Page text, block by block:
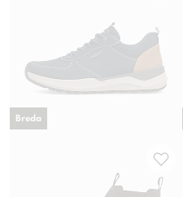
Breda